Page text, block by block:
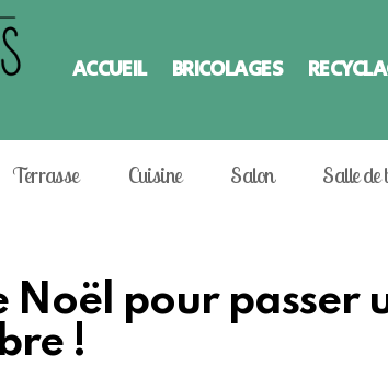
ACCUEIL BRICOLAGES
Terrasse Cuisine Salon Salle de
Noël pour passer
!